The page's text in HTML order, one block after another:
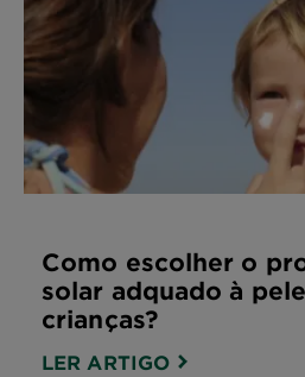
Como escolher o
solar adquado à
crianças?
LER ARTIGO